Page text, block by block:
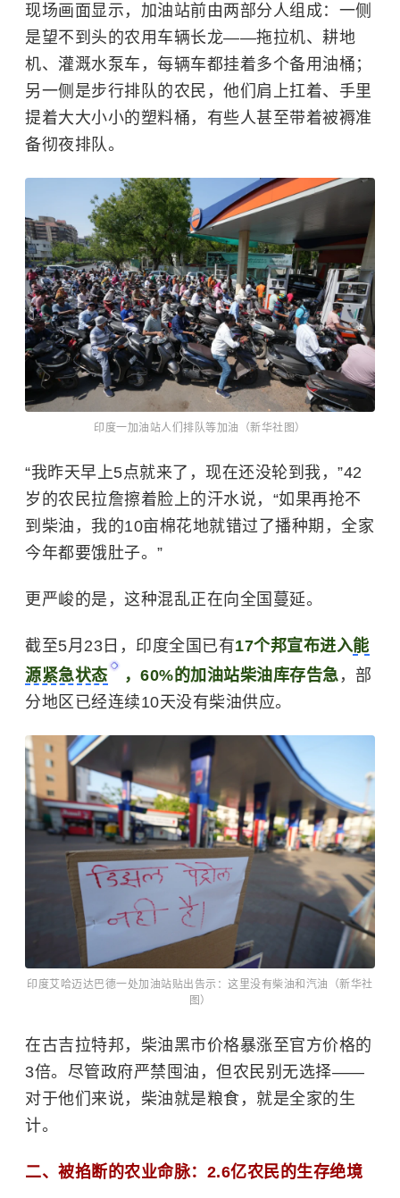
现场画面显示，加油站前由两部分人组成：一侧
是望不到头的农用车辆长龙——拖拉机、耕地
机、灌溉水泵车，每辆车都挂着多个备用油桶；
另一侧是步行排队的农民，他们肩上扛着、手里
提着大大小小的塑料桶，有些人甚至带着被褥准
备彻夜排队。
印度一加油站人们排队等加油（新华社图）
“我昨天早上5点就来了，现在还没轮到我，”42
岁的农民拉詹擦着脸上的汗水说，“如果再抢不
到柴油，我的10亩棉花地就错过了播种期，全家
今年都要饿肚子。”
更严峻的是，这种混乱正在向全国蔓延。
截至5月23日，印度全国已有17个邦宣布进入能
源紧急状态
，60%的加油站柴油库存告急 ，部
分地区已经连续10天没有柴油供应。
印度艾哈迈达巴德一处加油站贴出告示：这里没有柴油和汽油（新华社
图）
在古吉拉特邦，柴油黑市价格暴涨至官方价格的
3倍。尽管政府严禁囤油，但农民别无选择——
对于他们来说，柴油就是粮食，就是全家的生
计。
二、被掐断的农业命脉：2.6亿农民的生存绝境